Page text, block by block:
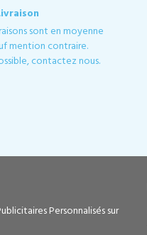
sont en moyenne
mention contraire.
contactez nous.
Personnalisés sur